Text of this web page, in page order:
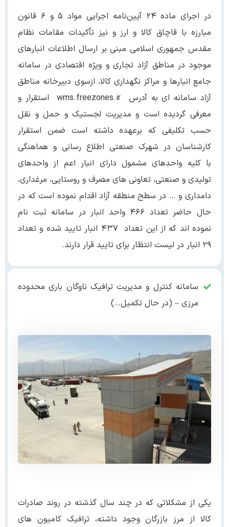
در اجرای ماده ۲۴ آیین‌نامه اجرایی مواد ۵ و ۶ قانون
مبارزه با قاچاق کالا و ارز و نیز تأکیدات مقامات نظام
مقدس جمهوری اسلامی مبنی بر ارسال اطلاعات انبارهای
موجود در مناطق آزاد تجاری و ویژه اقتصادی در سامانه
جامع انبارها و مراکز نگهداری کالا، ازسوی دبیرخانه مناطق
آزاد سامانه ای به آدرس wms.freezones.ir استقرار و
معرفی گردیده است و مدیریت لجستیک و حمل و نقل
حسب تکلیفی که برعهده داشته است ضمن استقرار
کارشناسان در شهرک صنعتی اطلاع رسانی و هماهنگی
با کلیه واحدهای مشمول دارای انبار اعم از واحدهای
تولیدی و صنعتی، تعاونی های مصرف و روستایی، مرغداری،
دامداری و … در سطح منطقه آزاد اقدام نموده است که در
حال حاضر تعداد ۴۶۶ واحد انبار در سامانه ثبت نام
نموده اند که از این تعداد ۴۳۷ انبار تایید شده و تعداد
۲۹ انبار در لیست انتظار برای تایید قرار دارند.
سامانه کنترل و مدیریت ترافیک ناوگان باری محدوده
مرزی – (در حال تکمیل…)
یکی از مشکلاتی که در چند سال گذشته در روند صادرات
کالا از مرز بازرگان وجود داشته، ترافیک کامیون های